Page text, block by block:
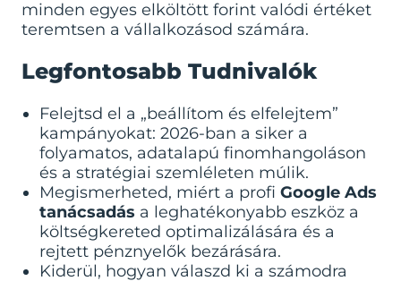
minden egyes elköltött forint valódi értéket
teremtsen a vállalkozásod számára.
Legfontosabb Tudnivalók
Felejtsd el a „beállítom és elfelejtem”
kampányokat: 2026-ban a siker a
folyamatos, adatalapú finomhangoláson
és a stratégiai szemléleten múlik.
Megismerheted, miért a profi Google Ads
tanácsadás a leghatékonyabb eszköz a
költségkereted optimalizálására és a
rejtett pénznyelők bezárására.
Kiderül, hogyan válaszd ki a számodra